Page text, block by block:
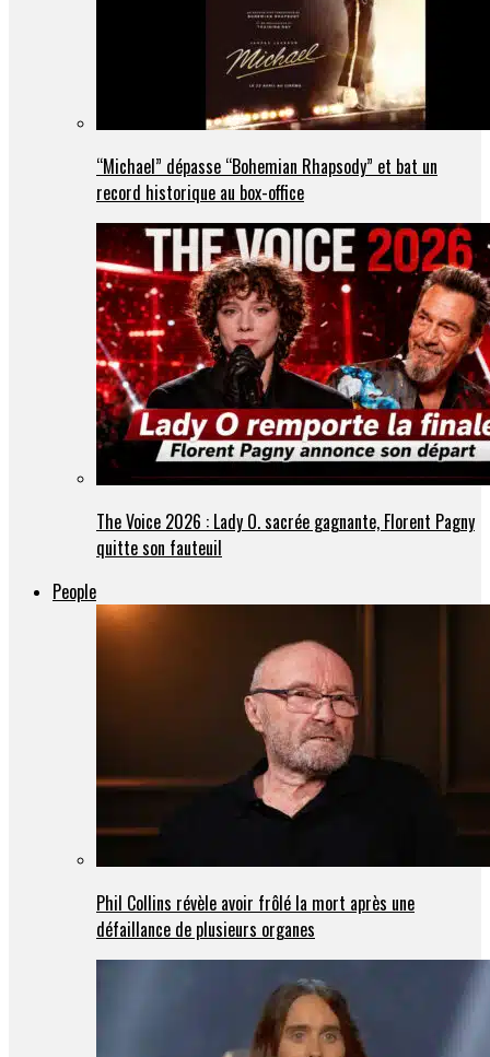
“Michael” dépasse “Bohemian Rhapsody” et bat un
record historique au box-office
The Voice 2026 : Lady O. sacrée gagnante, Florent Pagny
quitte son fauteuil
People
Phil Collins révèle avoir frôlé la mort après une
défaillance de plusieurs organes